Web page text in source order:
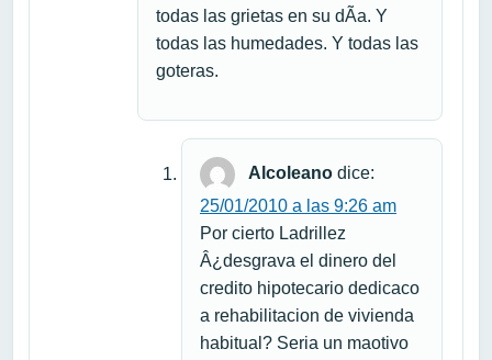
todas las grietas en su dÃ­a. Y
todas las humedades. Y todas las
goteras.
Alcoleano dice:
25/01/2010 a las 9:26 am
Por cierto Ladrillez
Â¿desgrava el dinero del
credito hipotecario dedicaco
a rehabilitacion de vivienda
habitual? Seria un maotivo